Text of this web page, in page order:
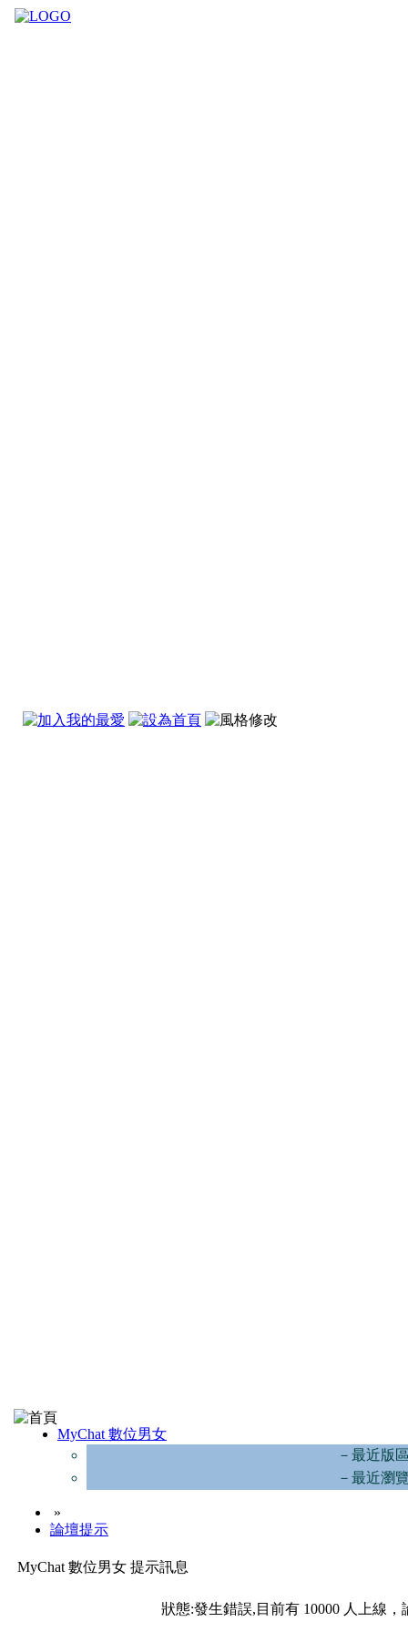
MyChat 數位男女
－最近版
－最近瀏
»
論壇提示
MyChat 數位男女 提示訊息
狀態:發生錯誤,目前有 10000 人上線